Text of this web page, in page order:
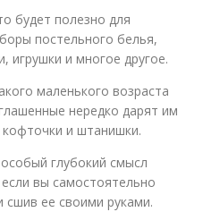
будет полезно для
постельного белья,
игрушки и многое другое.
маленького возраста
нередко дарят им
и штанишки.
глубокий смысл
вы самостоятельно
сшив ее своими руками.